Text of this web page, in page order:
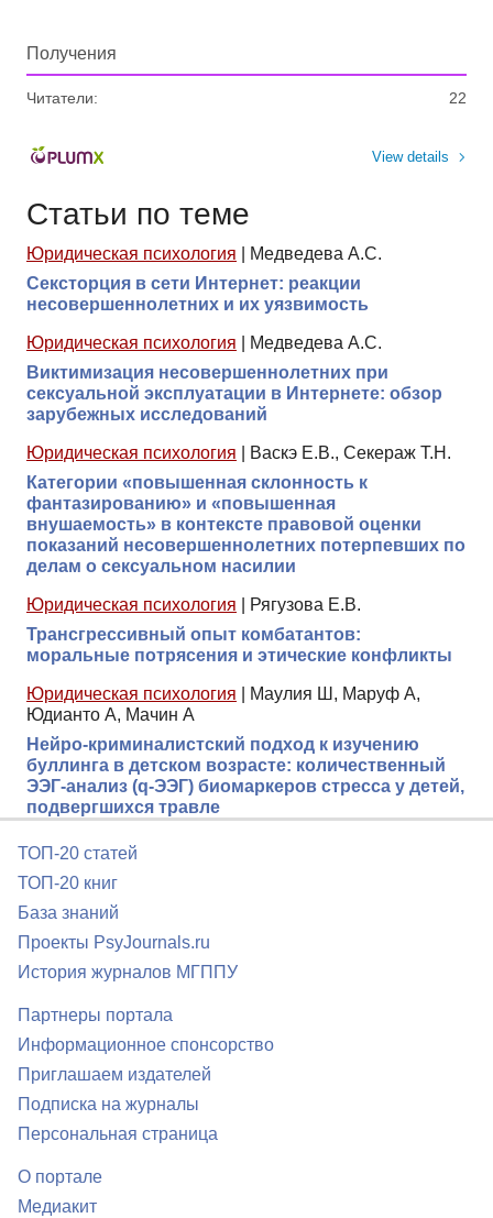
Получения
Читатели: 22
View details
Статьи по теме
Юридическая психология
Медведева А.С.
Сексторция в сети Интернет: реакции
несовершеннолетних и их уязвимость
Юридическая психология
Медведева А.С.
Виктимизация несовершеннолетних при
сексуальной эксплуатации в Интернете: обзор
зарубежных исследований
Юридическая психология
Васкэ Е.В., Секераж Т.Н.
Категории «повышенная склонность к
фантазированию» и «повышенная
внушаемость» в контексте правовой оценки
показаний несовершеннолетних потерпевших по
делам о сексуальном насилии
Юридическая психология
Рягузова Е.В.
Трансгрессивный опыт комбатантов:
моральные потрясения и этические конфликты
Юридическая психология
Маулия Ш, Маруф А,
Юдианто А, Мачин А
Нейро-криминалистский подход к изучению
буллинга в детском возрасте: количественный
ЭЭГ-анализ (q-ЭЭГ) биомаркеров стресса у детей,
подвергшихся травле
ТОП-20 статей
ТОП-20 книг
База знаний
Проекты PsyJournals.ru
История журналов МГППУ
Партнеры портала
Информационное спонсорство
Приглашаем издателей
Подписка на журналы
Персональная страница
О портале
Медиакит